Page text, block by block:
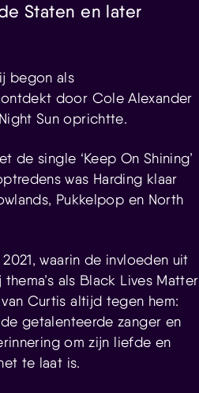
Staten en later
begon als
door Cole Alexander
Sun oprichtte.
de single ‘Keep On Shining’
was Harding klaar
Pukkelpop en North
waarin de invloeden uit
als Black Lives Matter
Curtis altijd tegen hem:
getalenteerde zanger en
om zijn liefde en
te laat is.